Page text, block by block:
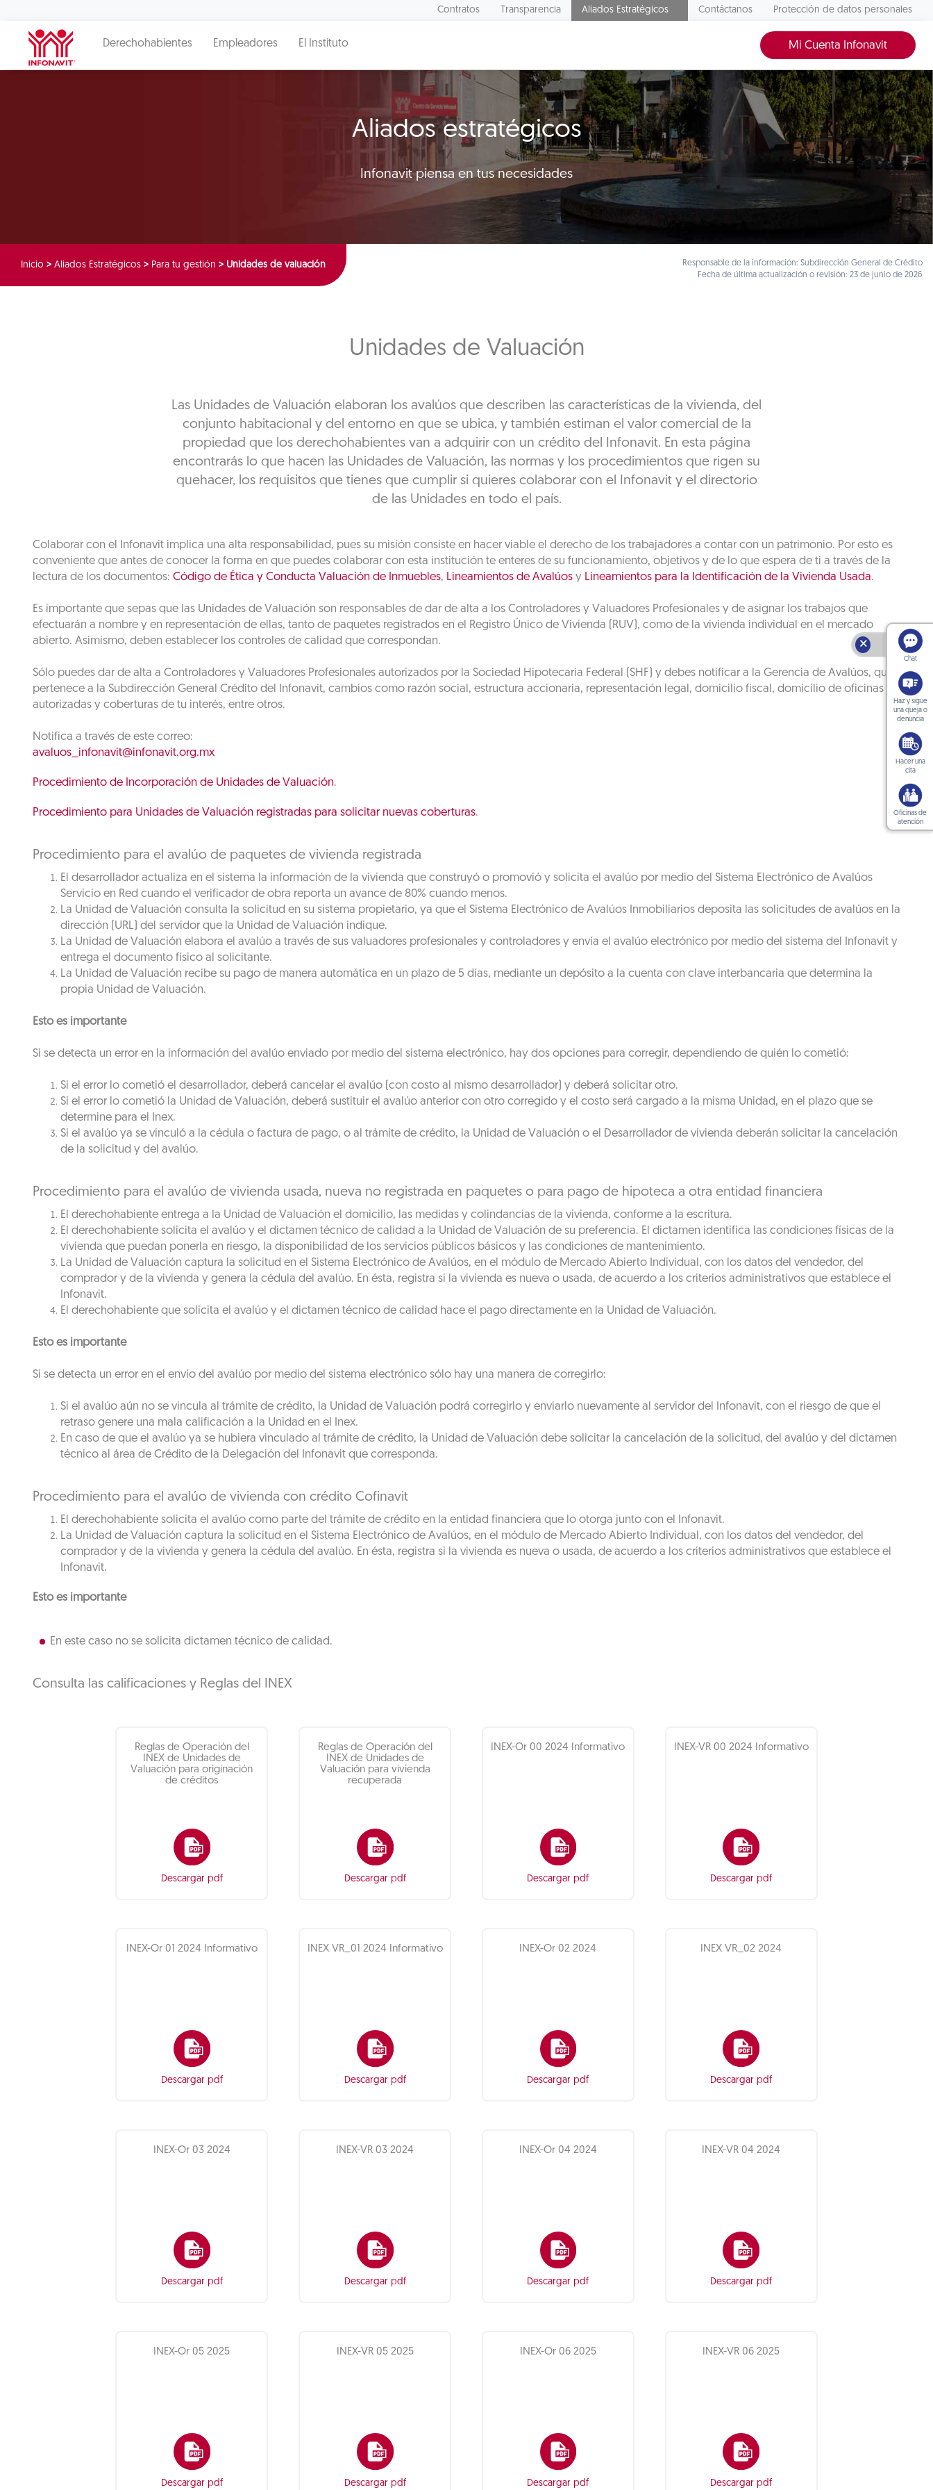
Contratos Transparencia Aliados Estratégicos Contáctanos Protección de datos personales
Derechohabientes Empleadores El Instituto Mi Cuenta Infonavit
Aliados estratégicos
Infonavit piensa en tus necesidades
Inicio > Aliados Estratégicos > Para tu gestión > Unidades de valuación
Responsable de la información: Subdirección General de Crédito
Fecha de última actualización o revisión: 23 de junio de 2026
Unidades de Valuación
Las Unidades de Valuación elaboran los avalúos que describen las características de la vivienda, del
conjunto habitacional y del entorno en que se ubica, y también estiman el valor comercial de la
propiedad que los derechohabientes van a adquirir con un crédito del Infonavit. En esta página
encontrarás lo que hacen las Unidades de Valuación, las normas y los procedimientos que rigen su
quehacer, los requisitos que tienes que cumplir si quieres colaborar con el Infonavit y el directorio
de las Unidades en todo el país.
Colaborar con el Infonavit implica una alta responsabilidad, pues su misión consiste en hacer viable el derecho de los trabajadores a contar con un patrimonio. Por esto es
conveniente que antes de conocer la forma en que puedes colaborar con esta institución te enteres de su funcionamiento, objetivos y de lo que espera de ti a través de la
lectura de los documentos: Código de Ética y Conducta Valuación de Inmuebles, Lineamientos de Avalúos y Lineamientos para la Identificación de la Vivienda Usada.
Es importante que sepas que las Unidades de Valuación son responsables de dar de alta a los Controladores y Valuadores Profesionales y de asignar los trabajos que
efectuarán a nombre y en representación de ellas, tanto de paquetes registrados en el Registro Único de Vivienda (RUV), como de la vivienda individual en el mercado
abierto. Asimismo, deben establecer los controles de calidad que correspondan.
Sólo puedes dar de alta a Controladores y Valuadores Profesionales autorizados por la Sociedad Hipotecaria Federal (SHF) y debes notificar a la Gerencia de Avalúos, que
pertenece a la Subdirección General Crédito del Infonavit, cambios como razón social, estructura accionaria, representación legal, domicilio fiscal, domicilio de oficinas
autorizadas y coberturas de tu interés, entre otros.
Notifica a través de este correo:
avaluos_infonavit@infonavit.org.mx
Procedimiento de Incorporación de Unidades de Valuación.
Procedimiento para Unidades de Valuación registradas para solicitar nuevas coberturas.
Procedimiento para el avalúo de paquetes de vivienda registrada
El desarrollador actualiza en el sistema la información de la vivienda que construyó o promovió y solicita el avalúo por medio del Sistema Electrónico de Avalúos
Servicio en Red cuando el verificador de obra reporta un avance de 80% cuando menos.
La Unidad de Valuación consulta la solicitud en su sistema propietario, ya que el Sistema Electrónico de Avalúos Inmobiliarios deposita las solicitudes de avalúos en la
dirección (URL) del servidor que la Unidad de Valuación indique.
La Unidad de Valuación elabora el avalúo a través de sus valuadores profesionales y controladores y envía el avalúo electrónico por medio del sistema del Infonavit y
entrega el documento físico al solicitante.
La Unidad de Valuación recibe su pago de manera automática en un plazo de 5 días, mediante un depósito a la cuenta con clave interbancaria que determina la
propia Unidad de Valuación.
Esto es importante
Si se detecta un error en la información del avalúo enviado por medio del sistema electrónico, hay dos opciones para corregir, dependiendo de quién lo cometió:
Si el error lo cometió el desarrollador, deberá cancelar el avalúo (con costo al mismo desarrollador) y deberá solicitar otro.
Si el error lo cometió la Unidad de Valuación, deberá sustituir el avalúo anterior con otro corregido y el costo será cargado a la misma Unidad, en el plazo que se
determine para el Inex.
Si el avalúo ya se vinculó a la cédula o factura de pago, o al trámite de crédito, la Unidad de Valuación o el Desarrollador de vivienda deberán solicitar la cancelación
de la solicitud y del avalúo.
Procedimiento para el avalúo de vivienda usada, nueva no registrada en paquetes o para pago de hipoteca a otra entidad financiera
El derechohabiente entrega a la Unidad de Valuación el domicilio, las medidas y colindancias de la vivienda, conforme a la escritura.
El derechohabiente solicita el avalúo y el dictamen técnico de calidad a la Unidad de Valuación de su preferencia. El dictamen identifica las condiciones físicas de la
vivienda que puedan ponerla en riesgo, la disponibilidad de los servicios públicos básicos y las condiciones de mantenimiento.
La Unidad de Valuación captura la solicitud en el Sistema Electrónico de Avalúos, en el módulo de Mercado Abierto Individual, con los datos del vendedor, del
comprador y de la vivienda y genera la cédula del avalúo. En ésta, registra si la vivienda es nueva o usada, de acuerdo a los criterios administrativos que establece el
Infonavit.
El derechohabiente que solicita el avalúo y el dictamen técnico de calidad hace el pago directamente en la Unidad de Valuación.
Esto es importante
Si se detecta un error en el envío del avalúo por medio del sistema electrónico sólo hay una manera de corregirlo:
Si el avalúo aún no se vincula al trámite de crédito, la Unidad de Valuación podrá corregirlo y enviarlo nuevamente al servidor del Infonavit, con el riesgo de que el
retraso genere una mala calificación a la Unidad en el Inex.
En caso de que el avalúo ya se hubiera vinculado al trámite de crédito, la Unidad de Valuación debe solicitar la cancelación de la solicitud, del avalúo y del dictamen
técnico al área de Crédito de la Delegación del Infonavit que corresponda.
Procedimiento para el avalúo de vivienda con crédito Cofinavit
El derechohabiente solicita el avalúo como parte del trámite de crédito en la entidad financiera que lo otorga junto con el Infonavit.
La Unidad de Valuación captura la solicitud en el Sistema Electrónico de Avalúos, en el módulo de Mercado Abierto Individual, con los datos del vendedor, del
comprador y de la vivienda y genera la cédula del avalúo. En ésta, registra si la vivienda es nueva o usada, de acuerdo a los criterios administrativos que establece el
Infonavit.
Esto es importante
En este caso no se solicita dictamen técnico de calidad.
Consulta las calificaciones y Reglas del INEX
Reglas de Operación del
INEX de Unidades de
Valuación para originación
de créditos
Descargar pdf
Reglas de Operación del
INEX de Unidades de
Valuación para vivienda
recuperada
Descargar pdf
INEX-Or 00 2024 Informativo
Descargar pdf
INEX-VR 00 2024 Informativo
Descargar pdf
INEX-Or 01 2024 Informativo
Descargar pdf
INEX VR_01 2024 Informativo
Descargar pdf
INEX-Or 02 2024
Descargar pdf
INEX VR_02 2024
Descargar pdf
INEX-Or 03 2024
Descargar pdf
INEX-VR 03 2024
Descargar pdf
INEX-Or 04 2024
Descargar pdf
INEX-VR 04 2024
Descargar pdf
INEX-Or 05 2025
Descargar pdf
INEX-VR 05 2025
Descargar pdf
INEX-Or 06 2025
Descargar pdf
INEX-VR 06 2025
Descargar pdf
🗙
Chat
Haz y sigue
una queja o
denuncia
Hacer una
cita
Oficinas de
atención